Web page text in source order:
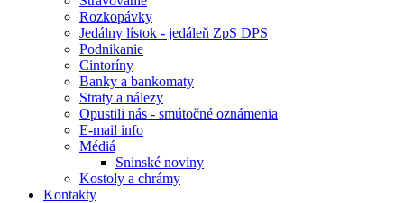
Rozkopávky
Jedálny lístok - jedáleň ZpS DPS
Podnikanie
Cintoríny
Banky a bankomaty
Straty a nálezy
Opustili nás - smútočné oznámenia
E-mail info
Médiá
Sninské noviny
Kostoly a chrámy
Kontakty